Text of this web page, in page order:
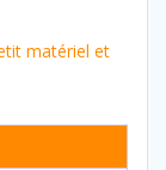
matériel et